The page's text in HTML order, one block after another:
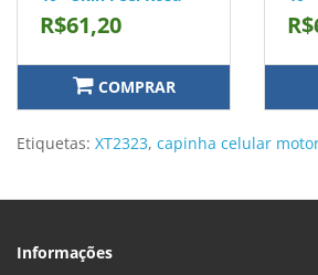
R$61,20
COMPRAR
Etiquetas: XT2323, capinha celular
Informações